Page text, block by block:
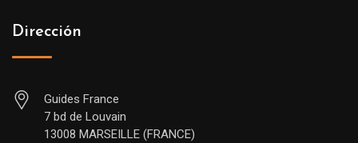
Dirección
Guides France
7 bd de Louvain
13008 MARSEILLE (FRANCE)